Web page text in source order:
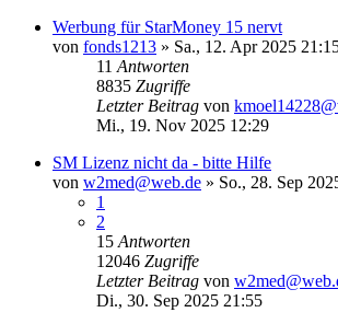
Werbung für StarMoney 15 nervt
von fonds1213 » Sa., 12. Apr 2025
11 Antworten
8835 Zugriffe
Letzter Beitrag von
Mi., 19. Nov 2025 12:29
SM Lizenz nicht da - bitte Hilfe
von w2med@web.de » So., 28. Sep
1
2
15 Antworten
12046 Zugriffe
Letzter Beitrag von
Di., 30. Sep 2025 21:55